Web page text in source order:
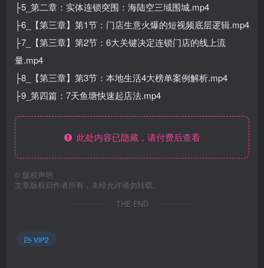
├5_第二章：实体连锁突围：海陆空三域围城.mp4
├6_【第三章】第1节：门店生意火爆的短视频底层逻辑.mp4
├7_【第三章】第2节：6大关键决定连锁门店的线上流
量.mp4
├8_【第三章】第3节：本地生活4大榜单案例解析.mp4
├9_第四篇：7天鱼塘快速起店法.mp4
此处内容已隐藏，请付费后查看
© 版权声明
文章版权归作者所有，未经允许请勿转载。
THE END
VIP2